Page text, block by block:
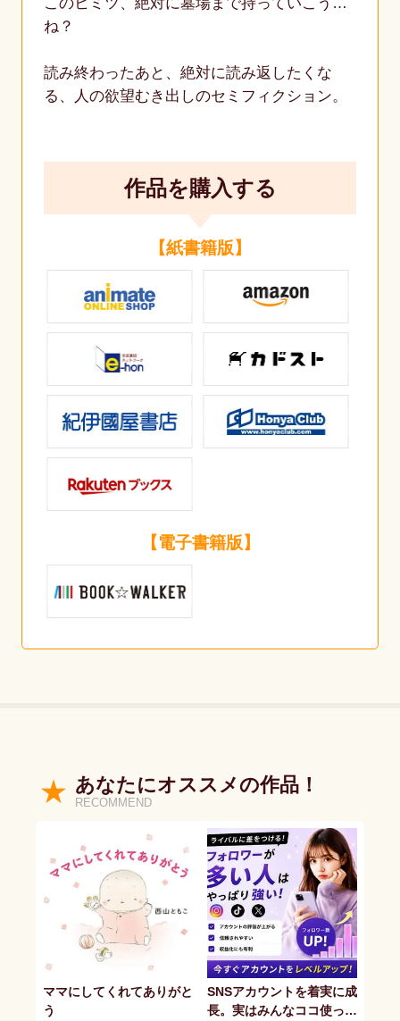
ね？
読み終わったあと、絶対に読み返したくな
る、人の欲望むき出しのセミフィクション。
作品を購入する
【紙書籍版】
【電子書籍版】
あなたにオススメの作品！
RECOMMEND
ママにしてくれてありがと
う
SNSアカウントを着実に成
長。実はみんなココ使って